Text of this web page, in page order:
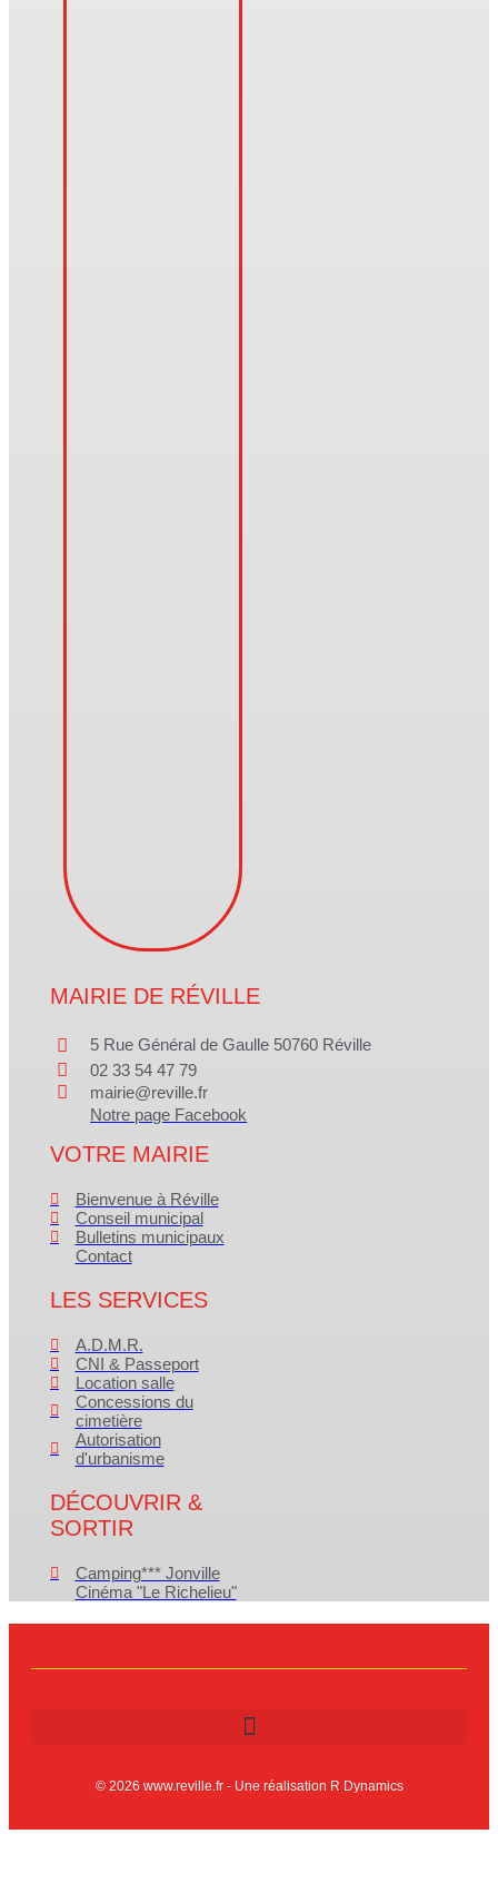
MAIRIE DE RÉVILLE
5 Rue Général de Gaulle 50760 Réville
02 33 54 47 79
mairie@reville.fr
Notre page Facebook
VOTRE MAIRIE
Bienvenue à Réville
Conseil municipal
Bulletins municipaux
Contact
LES SERVICES
A.D.M.R.
CNI & Passeport
Location salle
Concessions du
cimetière
Autorisation
d'urbanisme
DÉCOUVRIR &
SORTIR
Camping*** Jonville
Cinéma "Le Richelieu"
© 2026 www.reville.fr - Une réalisation R Dynamics